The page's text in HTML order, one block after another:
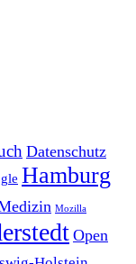
Datenschutz
Hamburg
Mozilla
Open